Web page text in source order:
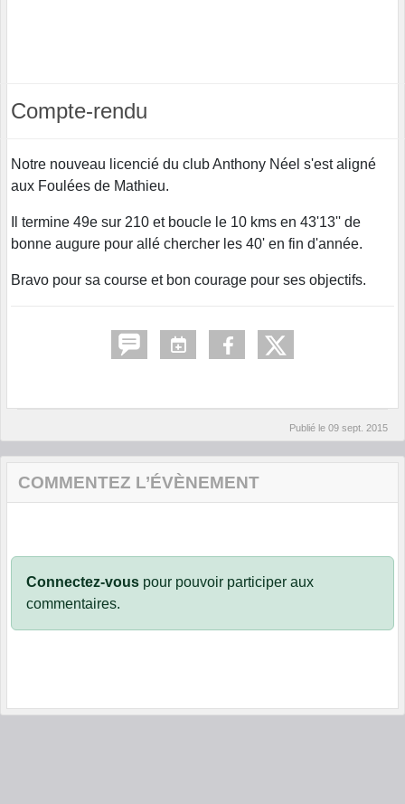
Compte-rendu
Notre nouveau licencié du club Anthony Néel s'est aligné
aux Foulées de Mathieu.
Il termine 49e sur 210 et boucle le 10 kms en 43'13'' de
bonne augure pour allé chercher les 40' en fin d'année.
Bravo pour sa course et bon courage pour ses objectifs.
Publié le 09 sept. 2015
COMMENTEZ L’ÉVÈNEMENT
Connectez-vous pour pouvoir participer aux
commentaires.